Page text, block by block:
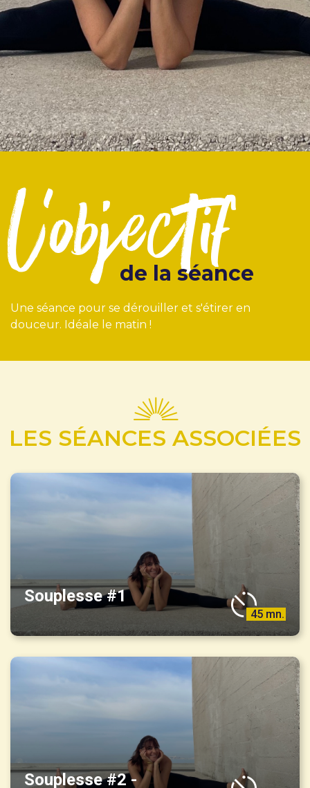
l'objectif
de la séance
Une séance pour se dérouiller et s'étirer en
douceur. Idéale le matin !
LES SÉANCES ASSOCIÉES
Souplesse #1
45 mn.
Souplesse #2 -